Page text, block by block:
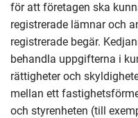
för att företagen ska
registrerade lämnar och
registrerade begär.
behandla uppgifterna i
rättigheter och
mellan ett
och styrenheten (till